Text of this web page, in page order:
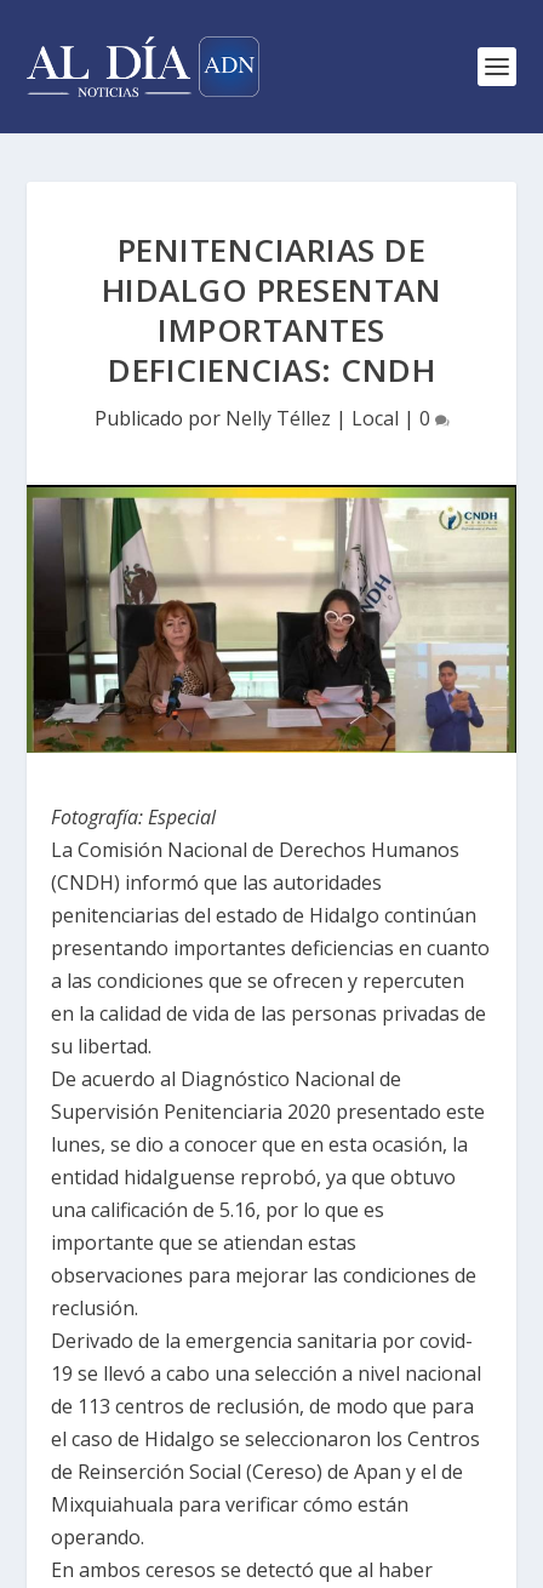
PENITENCIARIAS DE
HIDALGO PRESENTAN
IMPORTANTES
DEFICIENCIAS: CNDH
Publicado por Nelly Téllez | Local | 0
Fotografía: Especial
La Comisión Nacional de Derechos Humanos
(CNDH) informó que las autoridades
penitenciarias del estado de Hidalgo continúan
presentando importantes deficiencias en cuanto
a las condiciones que se ofrecen y repercuten
en la calidad de vida de las personas privadas de
su libertad.
De acuerdo al Diagnóstico Nacional de
Supervisión Penitenciaria 2020 presentado este
lunes, se dio a conocer que en esta ocasión, la
entidad hidalguense reprobó, ya que obtuvo
una calificación de 5.16, por lo que es
importante que se atiendan estas
observaciones para mejorar las condiciones de
reclusión.
Derivado de la emergencia sanitaria por covid-
19 se llevó a cabo una selección a nivel nacional
de 113 centros de reclusión, de modo que para
el caso de Hidalgo se seleccionaron los Centros
de Reinserción Social (Cereso) de Apan y el de
Mixquiahuala para verificar cómo están
operando.
En ambos ceresos se detectó que al haber